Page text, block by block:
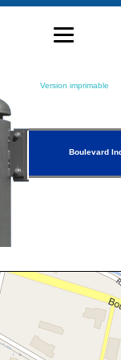
Version imprimable
Boulevard